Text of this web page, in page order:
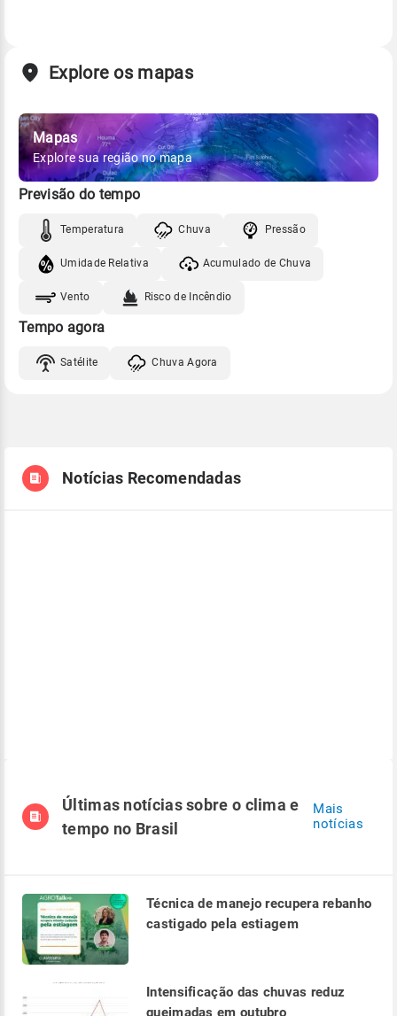
Explore os mapas
Mapas
Explore sua região no mapa
Previsão do tempo
Temperatura Chuva Pressão
Umidade Relativa Acumulado de Chuva
Vento Risco de Incêndio
Tempo agora
Satélite Chuva Agora
Notícias Recomendadas
Últimas notícias sobre o clima e
tempo no Brasil
Mais
notícias
Técnica de manejo recupera rebanho
castigado pela estiagem
Intensificação das chuvas reduz
queimadas em outubro